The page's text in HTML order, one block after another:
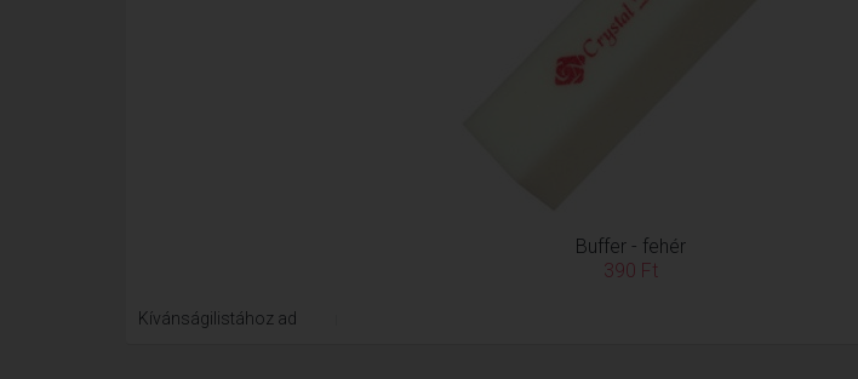
Buffer - fehér
390 Ft
Kívánságilistához ad